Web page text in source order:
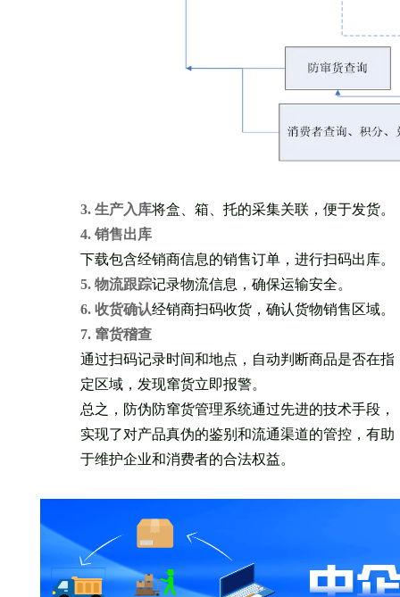
3. 生产入库将盒、箱、托的采集关联，便于发货。
4. 销售出库
下载包含经销商信息的销售订单，进行扫码出库。
5. 物流跟踪记录物流信息，确保运输安全。
6. 收货确认经销商扫码收货，确认货物销售区域。
7. 窜货稽查
通过扫码记录时间和地点，自动判断商品是否在指
定区域，发现窜货立即报警。
总之，防伪防窜货管理系统通过先进的技术手段，
实现了对产品真伪的鉴别和流通渠道的管控，有助
于维护企业和消费者的合法权益。